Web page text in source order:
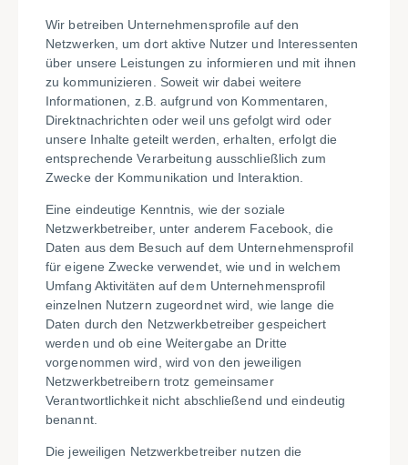
Wir betreiben Unternehmensprofile auf den
Netzwerken, um dort aktive Nutzer und Interessenten
über unsere Leistungen zu informieren und mit ihnen
zu kommunizieren. Soweit wir dabei weitere
Informationen, z.B. aufgrund von Kommentaren,
Direktnachrichten oder weil uns gefolgt wird oder
unsere Inhalte geteilt werden, erhalten, erfolgt die
entsprechende Verarbeitung ausschließlich zum
Zwecke der Kommunikation und Interaktion.
Eine eindeutige Kenntnis, wie der soziale
Netzwerkbetreiber, unter anderem Facebook, die
Daten aus dem Besuch auf dem Unternehmensprofil
für eigene Zwecke verwendet, wie und in welchem
Umfang Aktivitäten auf dem Unternehmensprofil
einzelnen Nutzern zugeordnet wird, wie lange die
Daten durch den Netzwerkbetreiber gespeichert
werden und ob eine Weitergabe an Dritte
vorgenommen wird, wird von den jeweiligen
Netzwerkbetreibern trotz gemeinsamer
Verantwortlichkeit nicht abschließend und eindeutig
benannt.
Die jeweiligen Netzwerkbetreiber nutzen die